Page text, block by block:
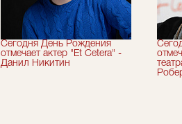
Сегодня День Рождения
отмечает актер "Et Cetera" -
Данил Никитин